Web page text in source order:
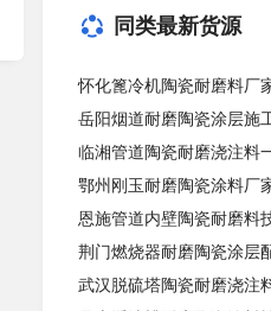
同类最新货源
怀化篦冷机陶瓷耐磨料厂
岳阳烟道耐磨陶瓷涂层施
临湘管道陶瓷耐磨浇注料
鄂州刚玉耐磨陶瓷涂料厂
恩施管道内壁陶瓷耐磨料
荆门燃烧器耐磨陶瓷涂层
武汉脱硫塔陶瓷耐磨浇注